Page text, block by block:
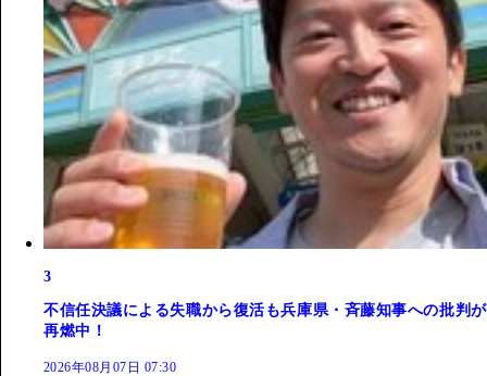
3
不信任決議による失職から復活も兵庫県・斉藤知事への批判が
再燃中！
2026年08月07日 07:30